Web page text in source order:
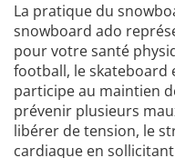
La pratique du
snowboard ado
pour votre santé
football, le skateboard
participe au maintien
prévenir plusieurs
libérer de tension, le
cardiaque en